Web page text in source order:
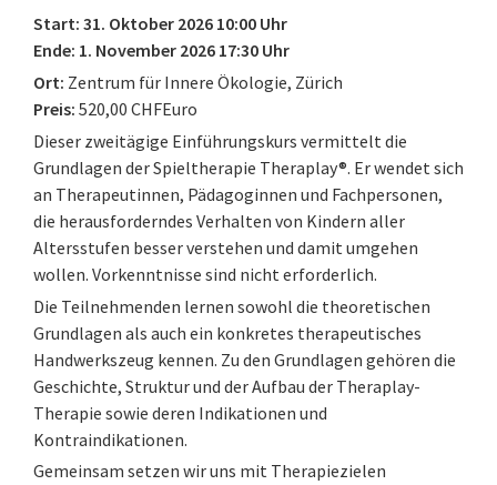
Start: 31. Oktober 2026 10:00 Uhr
Ende: 1. November 2026 17:30 Uhr
Ort: Zentrum für Innere Ökologie, Zürich
Preis: 520,00 CHFEuro
Dieser zweitägige Einführungskurs vermittelt die
Grundlagen der Spieltherapie Theraplay®. Er wendet sich
an Therapeutinnen, Pädagoginnen und Fachpersonen,
die herausforderndes Verhalten von Kindern aller
Altersstufen besser verstehen und damit umgehen
wollen. Vorkenntnisse sind nicht erforderlich.
Die Teilnehmenden lernen sowohl die theoretischen
Grundlagen als auch ein konkretes therapeutisches
Handwerkszeug kennen. Zu den Grundlagen gehören die
Geschichte, Struktur und der Aufbau der Theraplay-
Therapie sowie deren Indikationen und
Kontraindikationen.
Gemeinsam setzen wir uns mit Therapiezielen